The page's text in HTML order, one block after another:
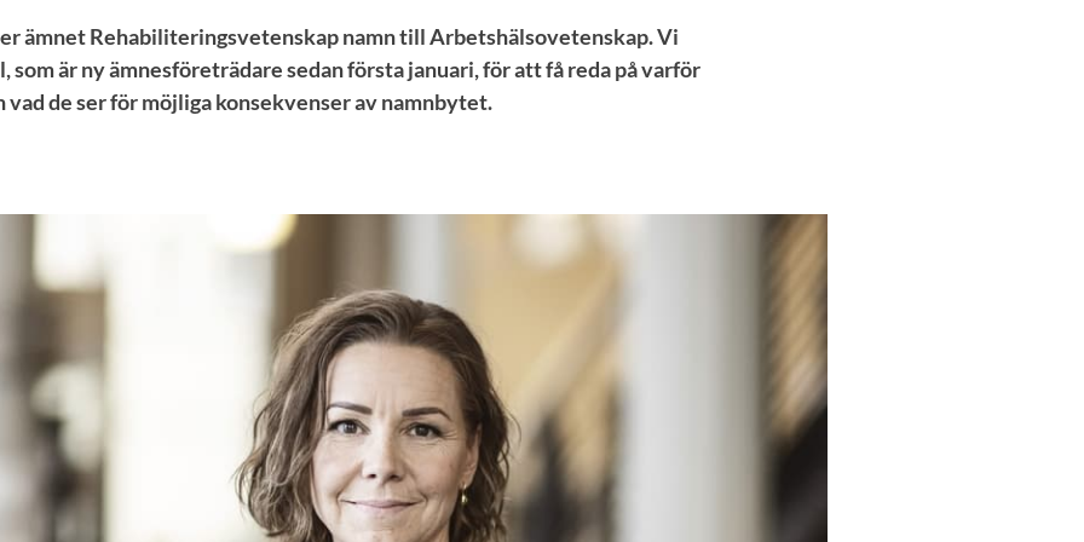
ämnet Rehabiliteringsvetenskap namn till Arbetshälsovetenskap. Vi
som är ny ämnesföreträdare sedan första januari, för att få reda på varför
vad de ser för möjliga konsekvenser av namnbytet.